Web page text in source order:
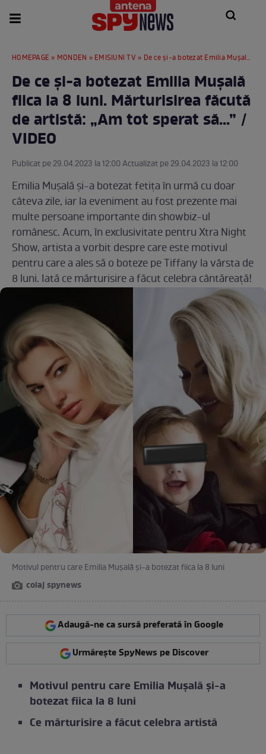
HOMEPAGE » MONDEN » EMISIUNI TV » De ce și-a botezat Emilia Mușală fiica la 8 luni. Mărturisirea făcută de artistă: „Am tot sperat să...” / VIDEO
De ce și-a botezat Emilia Mușală
fiica la 8 luni. Mărturisirea făcută
de artistă: „Am tot sperat să...” /
VIDEO
Publicat pe 29.04.2023 la 12:00 Actualizat pe 29.04.2023 la 12:00
Emilia Mușală și-a botezat fetița în urmă cu doar
câteva zile, iar la eveniment au fost prezente mai
multe persoane importante din showbiz-ul
românesc. Acum, în exclusivitate pentru Xtra Night
Show, artista a vorbit despre care este motivul
pentru care a ales să o boteze pe Tiffany la vârsta de
8 luni. Iată ce mărturisire a făcut celebra cântăreață!
Motivul pentru care Emilia Mușală și-a botezat fiica la 8 luni
colaj spynews
Adaugă-ne ca sursă preferată în Google
Urmărește SpyNews pe Discover
Motivul pentru care Emilia Mușală și-a
botezat fiica la 8 luni
Ce mărturisire a făcut celebra artistă